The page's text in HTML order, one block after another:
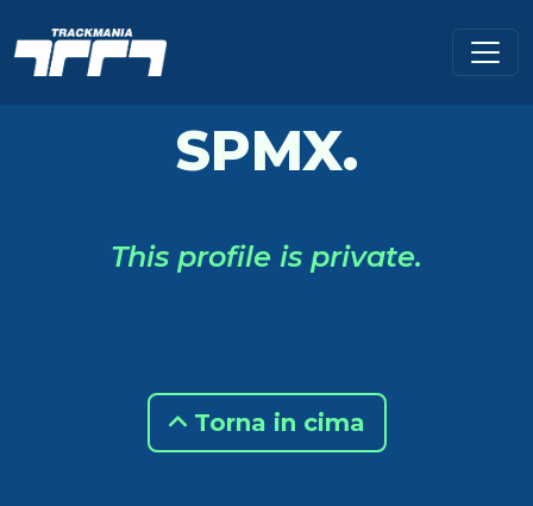
SPMX.
This profile is private.
Torna in cima